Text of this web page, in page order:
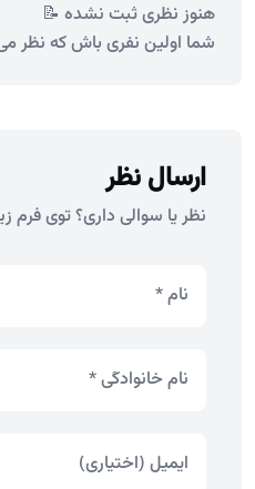
هنوز نظری ثبت نشده 📝
شما اولین نفری باش که نظر
ارسال نظر
نظر یا سوالی داری؟ توی فرم